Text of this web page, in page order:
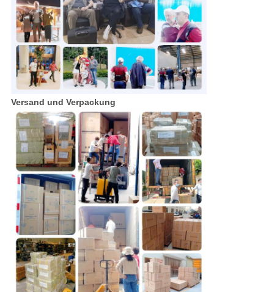
Versand und Verpackung